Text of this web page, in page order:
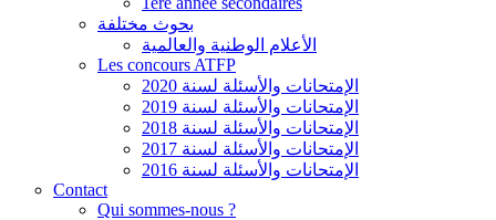
بحوث مختلفة
الأعلام الوطنية والعالمية
Les concours ATFP
الإمتحانات والأسئلة لسنة 2020
الإمتحانات والأسئلة لسنة 2019
الإمتحانات والأسئلة لسنة 2018
الإمتحانات والأسئلة لسنة 2017
الإمتحانات والأسئلة لسنة 2016
Contact
Qui sommes-nous ?